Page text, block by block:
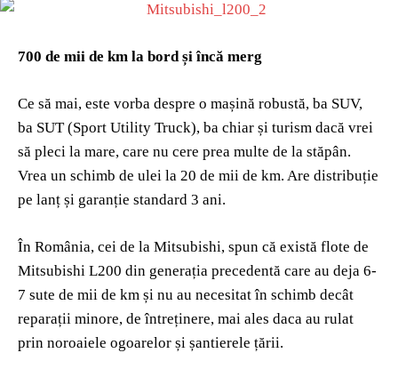
700 de mii de km la bord și încă merg
Ce să mai, este vorba despre o mașină robustă, ba SUV,
ba SUT (Sport Utility Truck), ba chiar și turism dacă vrei
să pleci la mare, care nu cere prea multe de la stăpân.
Vrea un schimb de ulei la 20 de mii de km. Are distribuție
pe lanț și garanție standard 3 ani.
În România, cei de la Mitsubishi, spun că există flote de
Mitsubishi L200 din generația precedentă care au deja 6-
7 sute de mii de km și nu au necesitat în schimb decât
reparații minore, de întreținere, mai ales daca au rulat
prin noroaiele ogoarelor și șantierele țării.